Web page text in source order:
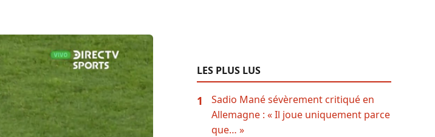
LES PLUS LUS
1
Sadio Mané sévèrement critiqué en
Allemagne : « Il joue uniquement parce
que… »